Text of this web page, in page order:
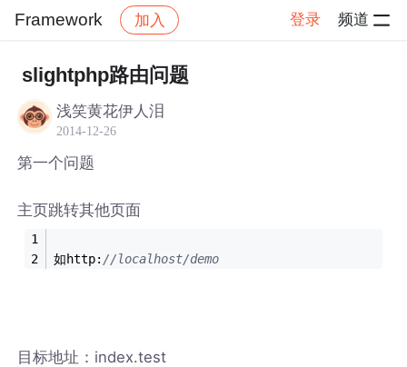
Framework 加入 登录 频道
社区 Framework 帖子详情
slightphp路由问题
浅笑黄花伊人泪
2014-12-26
第一个问题
主页跳转其他页面
如http: //localhost/demo
目标地址：index.test